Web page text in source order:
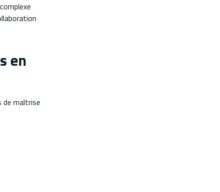
en
de maîtrise